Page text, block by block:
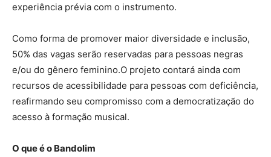
experiência prévia com o instrumento.
Como forma de promover maior diversidade e inclusão,
50% das vagas serão reservadas para pessoas negras
e/ou do gênero feminino.O projeto contará ainda com
recursos de acessibilidade para pessoas com deficiência,
reafirmando seu compromisso com a democratização do
acesso à formação musical.
O que é o Bandolim